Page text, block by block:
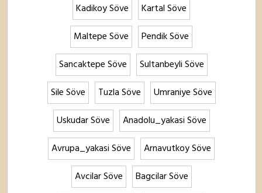
Kadikoy Söve
Kartal Söve
Maltepe Söve
Pendik Söve
Sancaktepe Söve
Sultanbeyli Söve
Sile Söve
Tuzla Söve
Umraniye Söve
Uskudar Söve
Anadolu_yakasi Söve
Avrupa_yakasi Söve
Arnavutkoy Söve
Avcilar Söve
Bagcilar Söve